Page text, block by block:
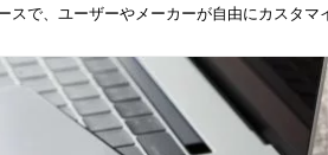
スで、ユーザーやメーカーが自由にカスタマ